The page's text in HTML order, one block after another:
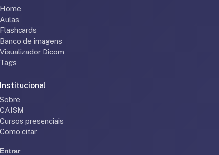
Home
Aulas
Flashcards
Banco de imagens
Visualizador Dicom
Tags
Institucional
Sobre
CAISM
Cursos presenciais
Como citar
Entrar